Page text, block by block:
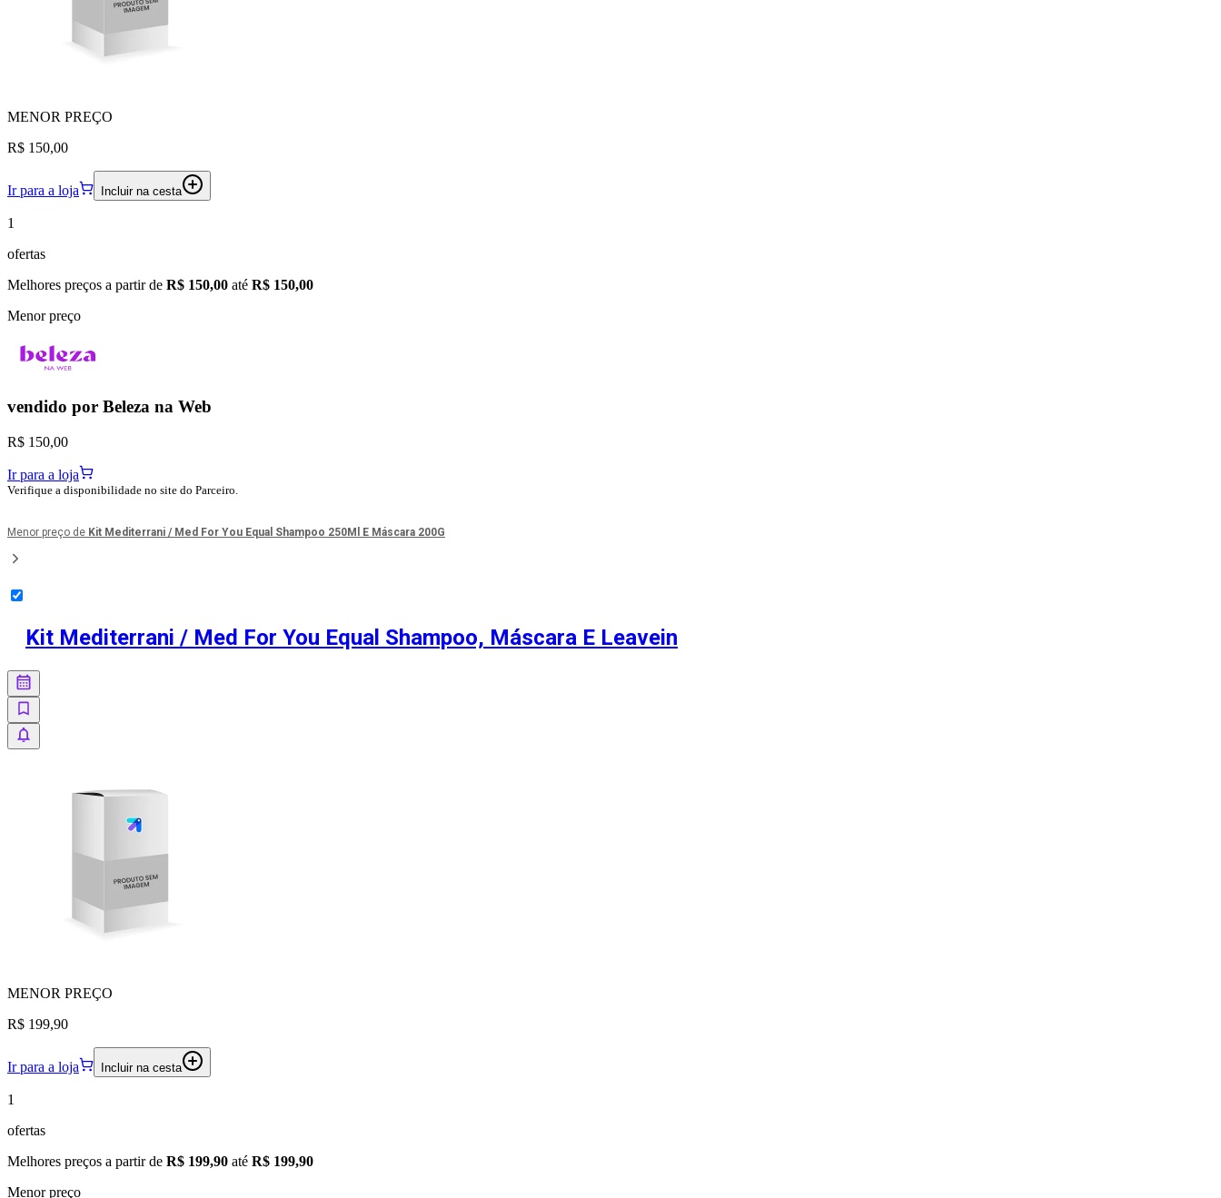
MENOR PREÇO
R$ 150,00
Ir para a loja Incluir na cesta
1
ofertas
Melhores preços a partir de R$ 150,00 até R$ 150,00
Menor preço
vendido por Beleza na Web
R$ 150,00
Ir para a loja
Verifique a disponibilidade no site do Parceiro.
Menor preço de Kit Mediterrani / Med For You Equal Shampoo 250Ml E Máscara 200G
Kit Mediterrani / Med For You Equal Shampoo, Máscara E Leavein
MENOR PREÇO
R$ 199,90
Ir para a loja Incluir na cesta
1
ofertas
Melhores preços a partir de R$ 199,90 até R$ 199,90
Menor preço